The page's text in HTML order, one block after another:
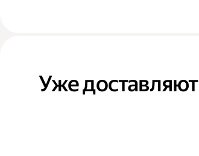
Уже доставляют